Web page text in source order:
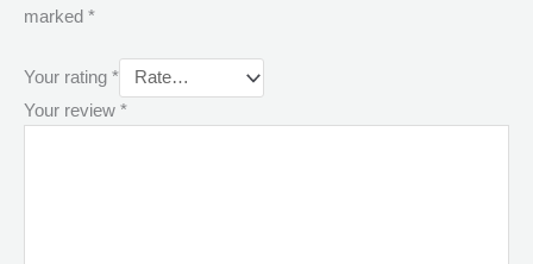
marked *
Your rating *
Your review *